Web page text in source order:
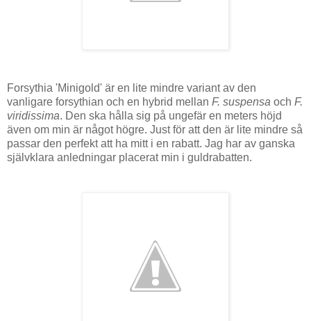
Forsythia 'Minigold' är en lite mindre variant av den
vanligare forsythian och en hybrid mellan F. suspensa och F.
viridissima. Den ska hålla sig på ungefär en meters höjd
även om min är något högre. Just för att den är lite mindre så
passar den perfekt att ha mitt i en rabatt. Jag har av ganska
självklara anledningar placerat min i guldrabatten.